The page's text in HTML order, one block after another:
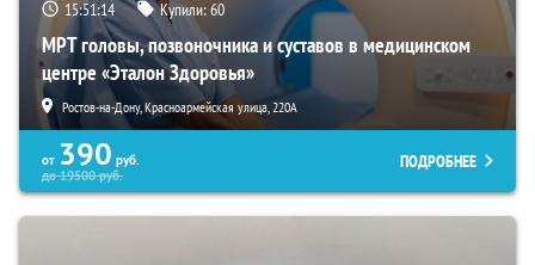
15:51:13 Купили:60
МРТ головы, позвоночника и суставов в медицинском
центре «Эталон Здоровья»
Ростов-на-Дону, Красноармейская улица, 220А
от 390 руб.
до19500руб.
ПОДРОБНЕЕ